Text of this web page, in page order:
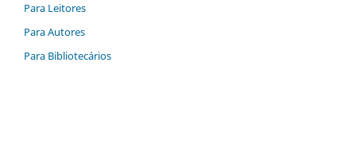
Para Leitores
Para Autores
Para Bibliotecários